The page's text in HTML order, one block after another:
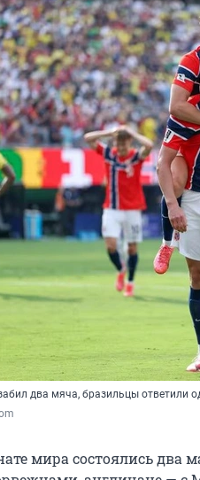
два мяча, бразильцы ответили
мира состоялись два